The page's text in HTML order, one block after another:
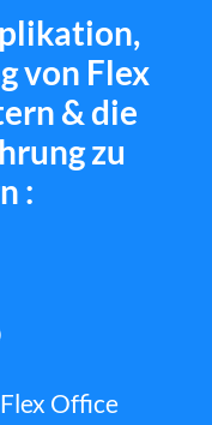
von Flex
& die
zu
:
Office